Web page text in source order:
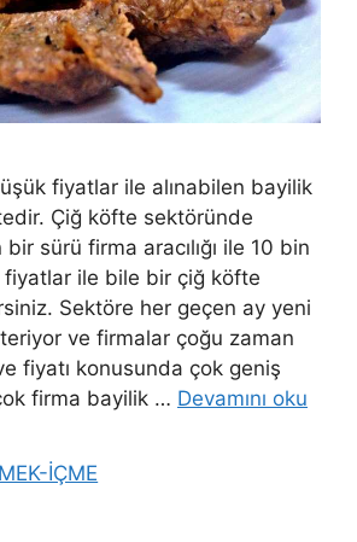
fiyatlar ile alınabilen bayilik
Çiğ köfte sektöründe
sürü firma aracılığı ile 10 bin
fiyatlar ile bile bir çiğ köfte
Sektöre her geçen ay yeni
ve firmalar çoğu zaman
fiyatı konusunda çok geniş
firma bayilik … Devamını oku
İÇME